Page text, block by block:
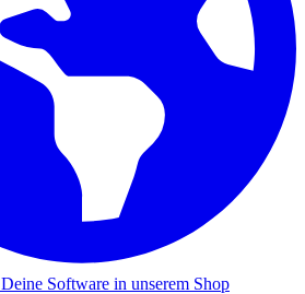
Deine Software in unserem Shop